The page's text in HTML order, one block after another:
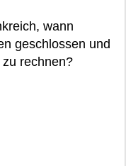
wann
geschlossen und
rechnen?